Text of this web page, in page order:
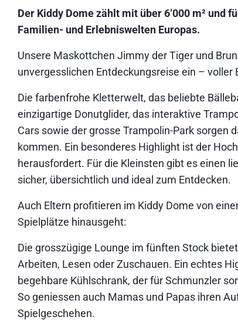
Der Kiddy Dome zählt mit über 6’000 m² und
Familien- und Erlebniswelten Europas.
Unsere Maskottchen Jimmy der Tiger und
unvergesslichen Entdeckungsreise ein –
Die farbenfrohe Kletterwelt, das beliebte
einzigartige Donutglider, das interaktive
Cars sowie der grosse Trampolin-Park sorgen
kommen. Ein besonderes Highlight ist der
herausfordert. Für die Kleinsten gibt es einen
sicher, übersichtlich und ideal zum Entdecken.
Auch Eltern profitieren im Kiddy Dome von
Spielplätze hinausgeht:
Die grosszügige Lounge im fünften Stock
Arbeiten, Lesen oder Zuschauen. Ein echtes
begehbare Kühlschrank, der für Schmunzler
So geniessen auch Mamas und Papas ihren
Spielgeschehen.